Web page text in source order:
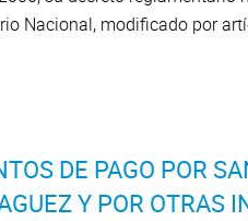
Nacional, modificado por
DE PAGO POR
Y POR OTRAS